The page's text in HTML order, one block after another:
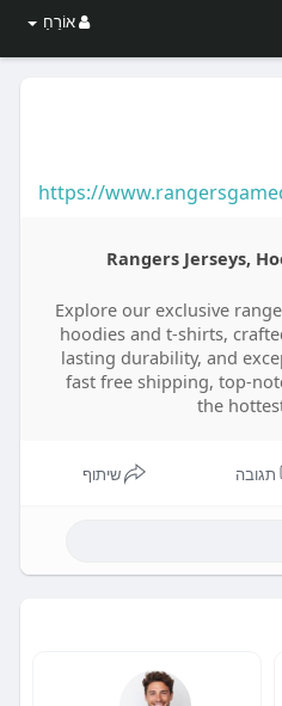
אוֹרֵחַ
https://
Rangers Jerseys,
Explore our exclusive
hoodies and t-shirts,
lasting durability, and
fast free shipping, top-
the
תגובה שיתוף